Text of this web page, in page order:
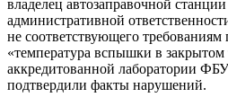
владелец автозаправочной
административной
не соответствующего требованиям
«температура вспышки в
аккредитованной лаборатории
подтвердили факты нарушений.